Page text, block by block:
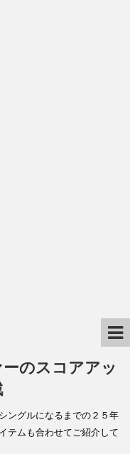
のスコアアッ
ングルになるまでの２５年
テムも合わせてご紹介して